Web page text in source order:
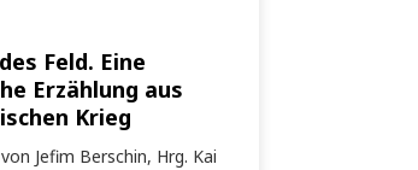
Feld. Eine
Erzählung aus
Krieg
Jefim Berschin, Hrg. Kai